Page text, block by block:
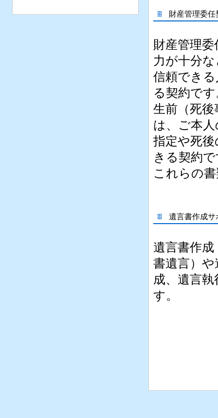
財産管理委任
財産管理
力が十分
信頼でき
る契約で
生前（死
は、ご本
指定や死
きる契約
これらの
遺言書作成サ
遺言書作成
書遺言）
成、遺言
す。